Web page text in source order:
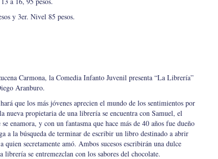
y 3er. Nivel 85 pesos.
Carmona, la Comedia Infanto Juvenil presenta “La Librería”
Aranburo.
que los más jóvenes aprecien el mundo de los sentimientos por
nueva propietaria de una librería se encuentra con Samuel, el
enamora, y con un fantasma que hace más de 40 años fue dueño
a la búsqueda de terminar de escribir un libro destinado a abrir
quien secretamente amó. Ambos sucesos escribirán una dulce
librería se entremezclan con los sabores del chocolate.